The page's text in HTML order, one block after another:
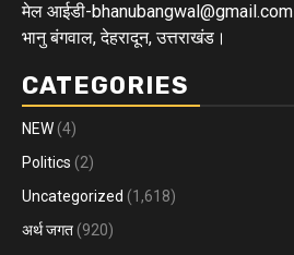
मेल आईडी-bhanubangwal@gmail.com
भानु बंगवाल, देहरादून, उत्तराखंड।
CATEGORIES
NEW (4)
Politics (2)
Uncategorized (1,618)
अर्थ जगत (920)